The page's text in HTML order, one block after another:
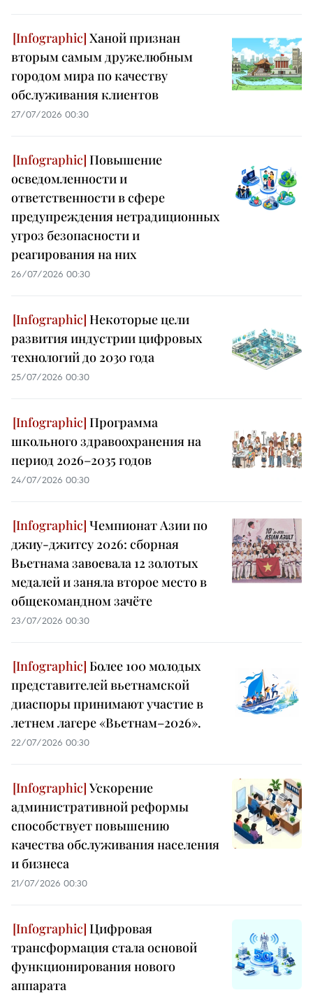
Ханой признан
вторым самым дружелюбным
городом мира по качеству
обслуживания клиентов
27/07/2026 00:30
Повышение
осведомленности и
ответственности в сфере
предупреждения нетрадиционных
угроз безопасности и
реагирования на них
26/07/2026 00:30
Некоторые цели
развития индустрии цифровых
технологий до 2030 года
25/07/2026 00:30
Программа
школьного здравоохранения на
период 2026–2035 годов
24/07/2026 00:30
Чемпионат Азии по
джиу-джитсу 2026: сборная
Вьетнама завоевала 12 золотых
медалей и заняла второе место в
общекомандном зачёте
23/07/2026 00:30
Более 100 молодых
представителей вьетнамской
диаспоры принимают участие в
летнем лагере «Вьетнам–2026».
22/07/2026 00:30
Ускорение
административной реформы
способствует повышению
качества обслуживания населения
и бизнеса
21/07/2026 00:30
Цифровая
трансформация стала основой
функционирования нового
аппарата